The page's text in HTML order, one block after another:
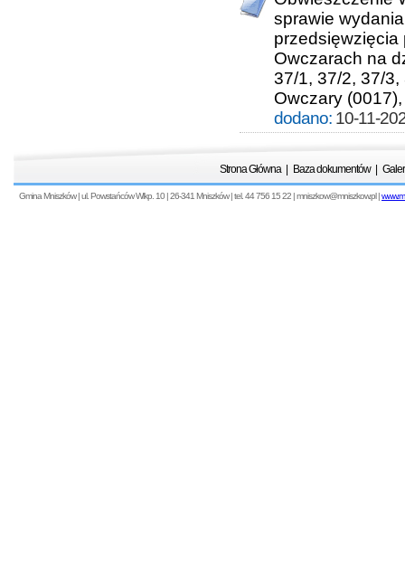
sprawie
przedsięwzięcia
Owczarach na
37/1, 37/2, 37/
Owczary
dodano: 10-11-
Strona Główna Baza dokumentów
Gmina Mniszków | ul. Powstańców Wlkp. 10 | 26-341 Mniszków | tel. 44 756 15 22 | mniszkow@mniszkow.pl |